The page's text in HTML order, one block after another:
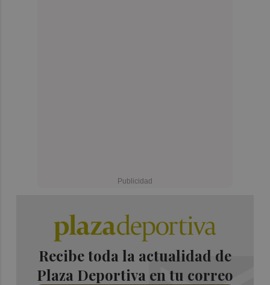
Recibe toda la actualidad de
Plaza Deportiva en tu correo